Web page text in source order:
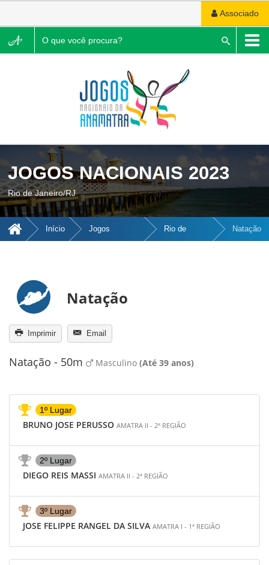
Associado
Pesquisar
JOGOS NACIONAIS 2023
Rio de Janeiro/RJ
Início Jogos Rio de Natação
Natação
Imprimir Email
Natação - 50m Masculino (Até 39 anos)
1º Lugar
BRUNO JOSE PERUSSO AMATRA II - 2ª REGIÃO
2º Lugar
DIEGO REIS MASSI AMATRA II - 2ª REGIÃO
3º Lugar
JOSE FELIPPE RANGEL DA SILVA AMATRA I - 1ª REGIÃO